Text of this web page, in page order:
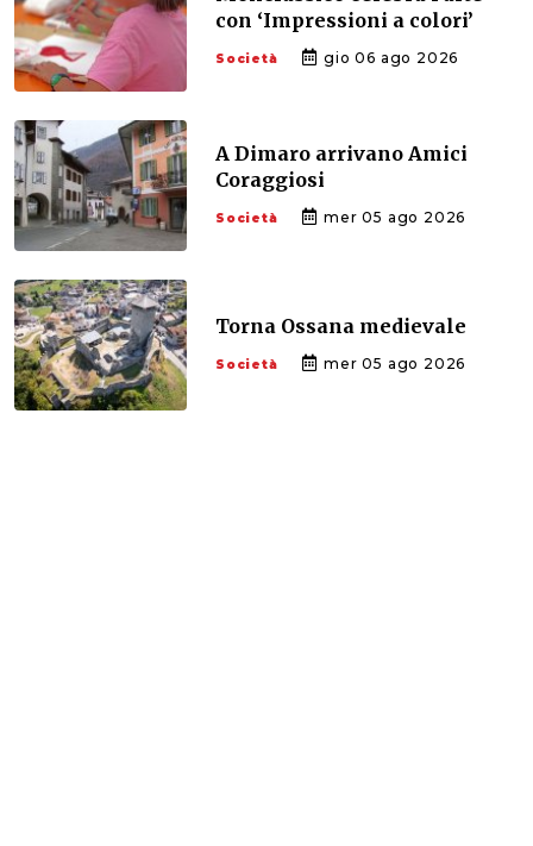
con ‘Impressioni a colori’
Società gio 06 ago 2026
A Dimaro arrivano Amici
Coraggiosi
Società mer 05 ago 2026
Torna Ossana medievale
Società mer 05 ago 2026